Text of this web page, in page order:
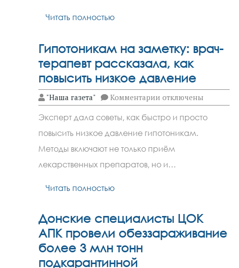
Читать полностью
Гипотоникам на заметку: врач-
терапевт рассказала, как
повысить низкое давление
"Наша газета" Комментариик
записи
на
заметку:
врач-
терапевт
рассказала,
как
отключены
Эксперт дала советы, как быстро и просто
повысить низкое давление гипотоникам.
Методы включают не только приём
лекарственных препаратов, но и…
Читать полностью
Донские специалисты ЦОК
АПК провели обеззараживание
более 3 млн тонн
подкарантинной